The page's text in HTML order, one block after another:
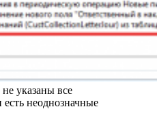
указаны все
неоднозначные